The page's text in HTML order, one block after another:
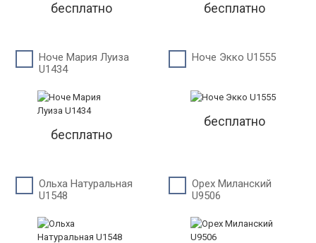
бесплатно бесплатно
Ноче Мария Луиза
U1434
бесплатно
Ноче Экко U1555
бесплатно
Ольха Натуральная
U1548
Орех Миланский
U9506